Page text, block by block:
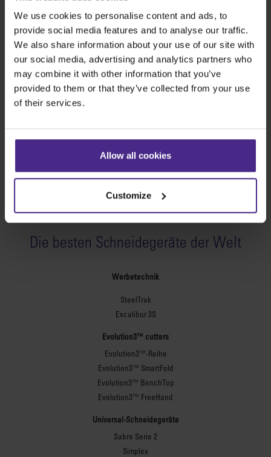
We use cookies to personalise content and ads, to
provide social media features and to analyse our traffic.
We also share information about your use of our site with
our social media, advertising and analytics partners who
may combine it with other information that you’ve
provided to them or that they’ve collected from your use
of their services.
Allow all cookies
Customize
Augenschutz zu tragen
Der Glasschneidebausatz ist für eine maximale
Schnittlänge von 165 cm ausgelegt. Anwendern, die
eine längere Schnittlänge als 165 cm benötigen, wird
aus Sicherheitsgründen ein horizontales Verfahren mit
Montage auf einer Werkbank empfohlen
Die besten Schneidegeräte der Welt
Werbetechnik
SteelTrak
Excalibur 3S
Evolution3™ cutters
Evolution3™-Reihe
Evolution3™ SmartFold
Evolution3™ BenchTop
Evolution3™ FreeHand
Universal-Schneidegeräte
Sabre Serie 2
Simplex